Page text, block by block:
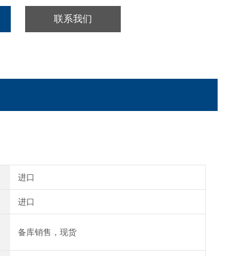
联系我们
进口
进口
备库销售，现货